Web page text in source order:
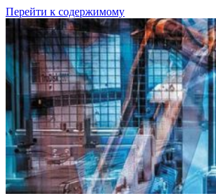
Перейти к содержимому